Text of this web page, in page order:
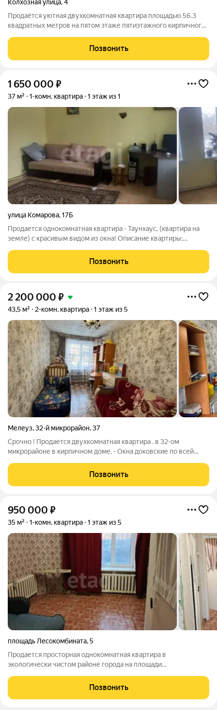
Колхозная улица,4
Продаётся уютная двухкомнатная квартира площадью 56.3
квадратных метров на пятом этаже пятиэтажного кирпичного
город Мелеуз, улица Колхозная, дом 4. Дом был построен в
2003 году и имеет
Позвонить
1 650 000 ₽
37 м² 1-комн. квартира 1 этаж из 1
улица Комарова,17Б
Прoдaетcя однокомнaтная квартирa - Таунхаус, (квартира на
земле) с красивым видом из окна! Опиcaние квартиpы:
ремонт, на полу линолеум. Индивидуальное отопление, что
значительно экономит
Позвонить
2 200 000 ₽
43,5 м² 2-комн. квартира 1 этаж из 5
Мелеуз,32-й микрорайон,37
Срочно ! Продается двухкомнатная квартира . в 32-ом
микрорайоне в кирпичном доме. - Окна доковские по всей
Совмещенный санузел. В подъезде чисто. Соседи дружные .
Удобное расположение дома, все в
Позвонить
950 000 ₽
35 м² 1-комн. квартира 1 этаж из 5
площадь Лесокомбината,5
Продается просторная однокомнатная квартира в
экологически чистом районе города на площади
высоком первом этаже. Выполнен косметический ремонт,
окна пластиковые, имеется гардеробная, санузел
Позвонить